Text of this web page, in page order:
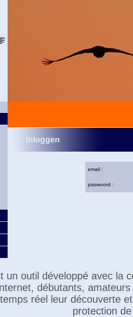
Inloggen
email :
paswoord :
un outil développé avec la
débutants,
réel leur découverte
protection